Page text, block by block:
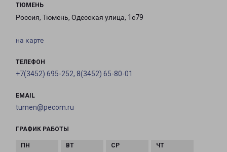
ТЮМЕНЬ
Россия, Тюмень, Одесская улица, 1с79
на карте
ТЕЛЕФОН
+7(3452) 695-252, 8(3452) 65-80-01
EMAIL
tumen@pecom.ru
ГРАФИК РАБОТЫ